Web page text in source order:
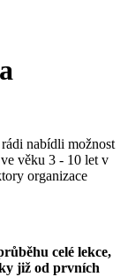
nabídli možnost
věku 3 - 10 let v
organizace
celé lekce,
již od prvních